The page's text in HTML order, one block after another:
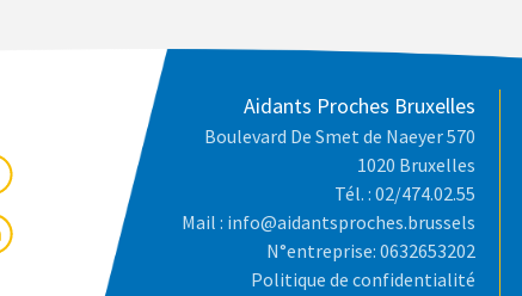
Aidants Proches Bruxelles
Boulevard De Smet de Naeyer 570
1020 Bruxelles
Tél. : 02/474.02.55
Mail : info@aidantsproches.brussels
N°entreprise: 0632653202
Politique de confidentialité